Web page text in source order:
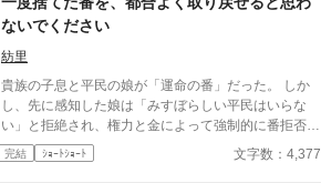
ないでください
紡里
貴族の子息と平民の娘が「運命の番」だった。 しか
し、先に感知した娘は「みすぼらしい平民はいらな
い」と拒絶され、権力と金によって強制的に番拒否の
手術を受けさせられる。 一年後。成長した子息は娘
を番だと認識し、今度は「解除しろ」と迫ってきた。
完結 ｼｮｰﾄｼｮｰﾄ 文字数：4,377